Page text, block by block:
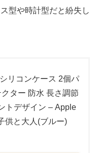
型や時計型だと紛失し
リコンケース 2個パ
ター 防水 長さ調節
トデザイン – Apple
供と大人(ブルー)